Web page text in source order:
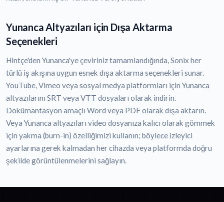
Yunanca Altyazıları için Dışa Aktarma
Seçenekleri
Hintçe'den Yunanca'ye çeviriniz tamamlandığında, Sonix her
türlü iş akışına uygun esnek dışa aktarma seçenekleri sunar.
YouTube, Vimeo veya sosyal medya platformları için Yunanca
altyazılarını SRT veya VTT dosyaları olarak indirin.
Dokümantasyon amaçlı Word veya PDF olarak dışa aktarın.
Veya Yunanca altyazıları video dosyanıza kalıcı olarak gömmek
için yakma (burn-in) özelliğimizi kullanın; böylece izleyici
ayarlarına gerek kalmadan her cihazda veya platformda doğru
şekilde görüntülenmelerini sağlayın.